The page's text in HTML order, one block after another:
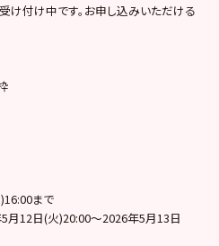
け付け中です。お申し込みいただける
まで
12日(火)20:00～2026年5月13日